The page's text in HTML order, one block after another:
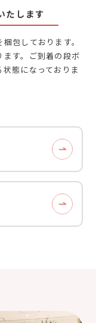
たします
包しております。
す。ご到着の段ボ
態になっておりま